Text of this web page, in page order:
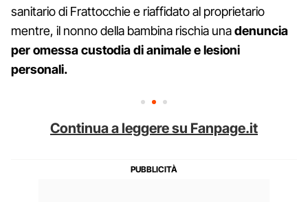
sanitario di Frattocchie e riaffidato al proprietario
mentre, il nonno della bambina rischia unadenuncia
per omessa custodia di animale e lesioni
personali.
Continua a leggere su Fanpage.it